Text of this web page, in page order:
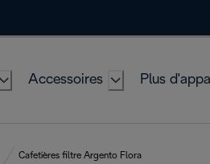
Accessoires Plus
Cafetières filtre Argento Flora